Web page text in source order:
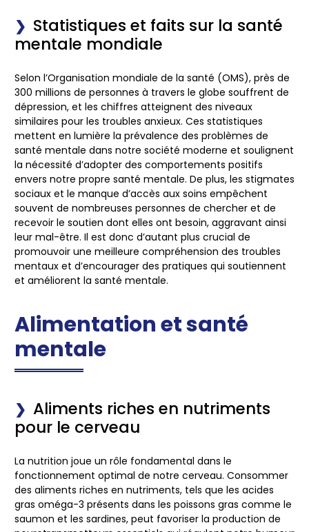
Statistiques et faits sur la santé
mentale mondiale
Selon l’Organisation mondiale de la santé (OMS), près de
300 millions de personnes à travers le globe souffrent de
dépression, et les chiffres atteignent des niveaux
similaires pour les troubles anxieux. Ces statistiques
mettent en lumière la prévalence des problèmes de
santé mentale dans notre société moderne et soulignent
la nécessité d’adopter des comportements positifs
envers notre propre santé mentale. De plus, les stigmates
sociaux et le manque d’accès aux soins empêchent
souvent de nombreuses personnes de chercher et de
recevoir le soutien dont elles ont besoin, aggravant ainsi
leur mal-être. Il est donc d’autant plus crucial de
promouvoir une meilleure compréhension des troubles
mentaux et d’encourager des pratiques qui soutiennent
et améliorent la santé mentale.
Alimentation et santé
mentale
Aliments riches en nutriments
pour le cerveau
La nutrition joue un rôle fondamental dans le
fonctionnement optimal de notre cerveau. Consommer
des aliments riches en nutriments, tels que les acides
gras oméga-3 présents dans les poissons gras comme le
saumon et les sardines, peut favoriser la production de